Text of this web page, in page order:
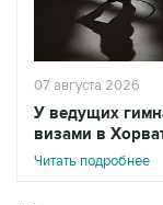
07 августа 2026
У ведущих
визами в
Читать подробнее
"В качестве